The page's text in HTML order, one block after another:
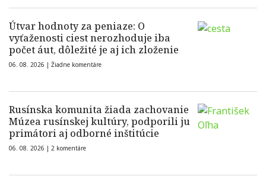
Útvar hodnoty za peniaze: O
vyťaženosti ciest nerozhoduje iba
počet áut, dôležité je aj ich zloženie
06. 08. 2026 | Žiadne komentáre
Rusínska komunita žiada zachovanie
Múzea rusínskej kultúry, podporili ju
primátori aj odborné inštitúcie
06. 08. 2026 | 2 komentáre